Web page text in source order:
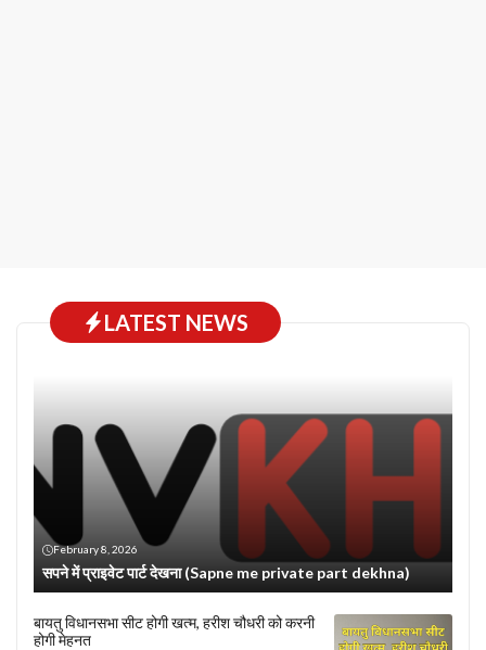
LATEST NEWS
February 8, 2026
सपने में प्राइवेट पार्ट देखना (Sapne me private part dekhna)
बायतु विधानसभा सीट होगी खत्म, हरीश चौधरी को करनी
होगी मेहनत